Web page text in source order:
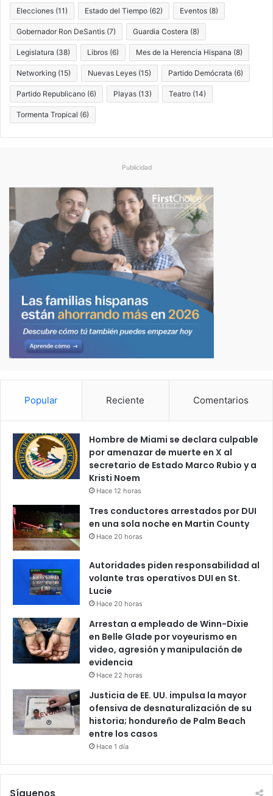
Elecciones (11) Estado del Tiempo (62) Eventos (8)
Gobernador Ron DeSantis (7) Guardia Costera (8)
Legislatura (38) Libros (6) Mes de la Herencia Hispana (8)
Networking (15) Nuevas Leyes (15) Partido Demócrata (6)
Partido Republicano (6) Playas (13) Teatro (14)
Tormenta Tropical (6)
Publicidad
Popular Reciente Comentarios
Hombre de Miami se declara culpable
por amenazar de muerte en X al
secretario de Estado Marco Rubio y a
Kristi Noem
Hace 12 horas
Tres conductores arrestados por DUI
en una sola noche en Martin County
Hace 20 horas
Autoridades piden responsabilidad al
volante tras operativos DUI en St.
Lucie
Hace 20 horas
Arrestan a empleado de Winn-Dixie
en Belle Glade por voyeurismo en
video, agresión y manipulación de
evidencia
Hace 22 horas
Justicia de EE. UU. impulsa la mayor
ofensiva de desnaturalización de su
historia; hondureño de Palm Beach
entre los casos
Hace 1 día